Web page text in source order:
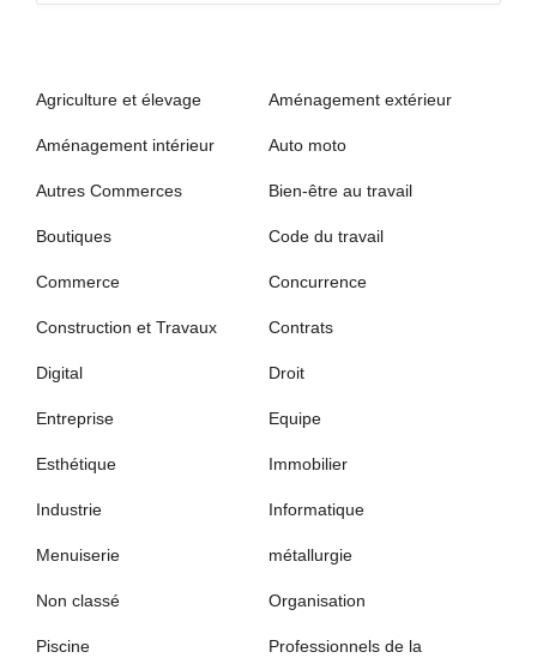
Agriculture et élevage Aménagement extérieur
Aménagement intérieur Auto moto
Autres Commerces Bien-être au travail
Boutiques Code du travail
Commerce Concurrence
Construction et Travaux Contrats
Digital Droit
Entreprise Equipe
Esthétique Immobilier
Industrie Informatique
Menuiserie métallurgie
Non classé Organisation
Piscine
Professionnels de la